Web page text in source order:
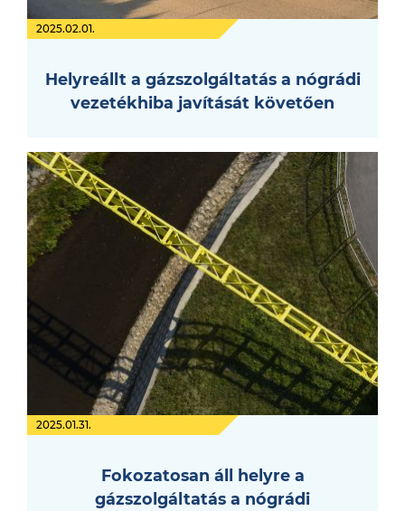
2025.02.01.
Helyreállt a gázszolgáltatás a nógrádi
vezetékhiba javítását követően
2025.01.31.
Fokozatosan áll helyre a
gázszolgáltatás a nógrádi